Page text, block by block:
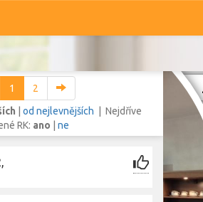
obec Liberec, okres Liberec, Liberecký
1
2
od nejlevnějších | Nejdříve
RK: ano ne